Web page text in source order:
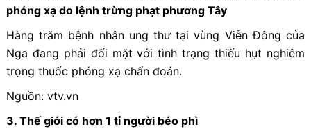
phóng xạ do lệnh trừng phạt phương Tây
Hàng trăm bệnh nhân ung thư tại vùng Viễn Đông của
Nga đang phải đối mặt với tình trạng thiếu hụt nghiêm
trọng thuốc phóng xạ chẩn đoán.
Nguồn: vtv.vn
3. Thế giới có hơn 1 tỉ người béo phì